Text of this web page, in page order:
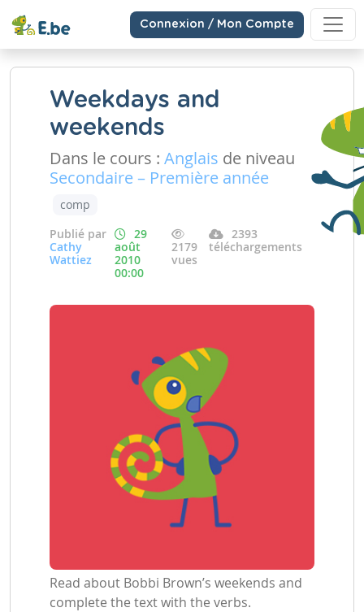
Connexion / Mon Compte
Weekdays and
weekends
Dans le cours : Anglais de niveau
Secondaire – Première année
comp
Publié par
Cathy
Wattiez
29
août
2010
00:00
2179
vues
2393
téléchargements
Read about Bobbi Brown’s weekends and
complete the text with the verbs.